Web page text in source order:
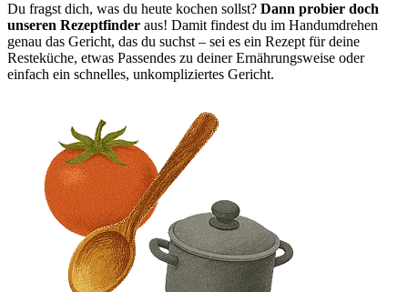
Du fragst dich, was du heute kochen sollst? Dann probier doch
unseren Rezeptfinder aus! Damit findest du im Handumdrehen
genau das Gericht, das du suchst – sei es ein Rezept für deine
Resteküche, etwas Passendes zu deiner Ernährungsweise oder
einfach ein schnelles, unkompliziertes Gericht.